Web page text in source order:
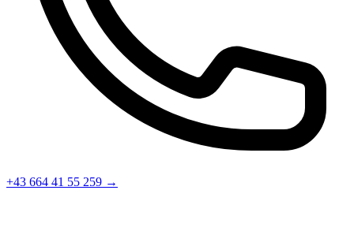
+43 664 41 55 259 →